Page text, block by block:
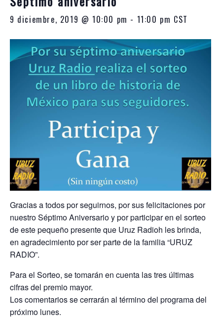
9 diciembre, 2019 @ 10:00 pm - 11:00 pm CST
Gracias a todos por seguirnos, por sus felicitaciones por
nuestro Séptimo Aniversario y por participar en el sorteo
de este pequeño presente que Uruz Radioh les brinda,
en agradecimiento por ser parte de la familia “URUZ
RADIO”.
Para el Sorteo, se tomarán en cuenta las tres últimas
cifras del premio mayor.
Los comentarios se cerrarán al término del programa del
próximo lunes.